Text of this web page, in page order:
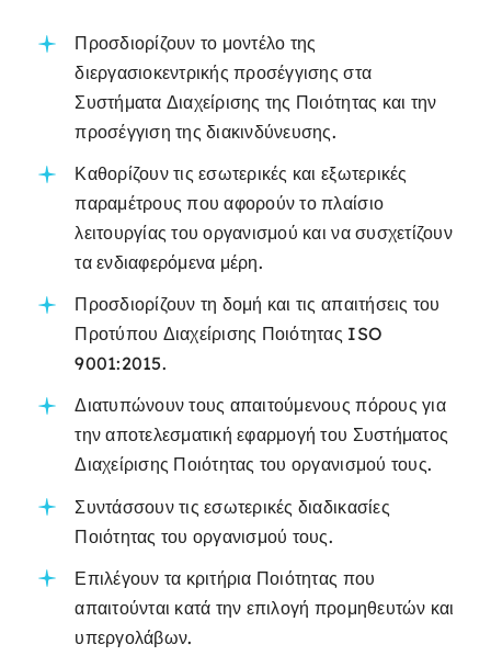
Προσδιορίζουν το μοντέλο της
διεργασιοκεντρικής προσέγγισης στα
Συστήματα Διαχείρισης της Ποιότητας και την
προσέγγιση της διακινδύνευσης.
Καθορίζουν τις εσωτερικές και εξωτερικές
παραμέτρους που αφορούν το πλαίσιο
λειτουργίας του οργανισμού και να συσχετίζουν
τα ενδιαφερόμενα μέρη.
Προσδιορίζουν τη δομή και τις απαιτήσεις του
Προτύπου Διαχείρισης Ποιότητας ISO
9001:2015.
Διατυπώνουν τους απαιτούμενους πόρους για
την αποτελεσματική εφαρμογή του Συστήματος
Διαχείρισης Ποιότητας του οργανισμού τους.
Συντάσσουν τις εσωτερικές διαδικασίες
Ποιότητας του οργανισμού τους.
Επιλέγουν τα κριτήρια Ποιότητας που
απαιτούνται κατά την επιλογή προμηθευτών και
υπεργολάβων.